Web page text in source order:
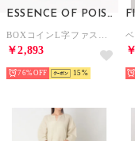
ESSENCE OF POISON
￥2,893
76% 15